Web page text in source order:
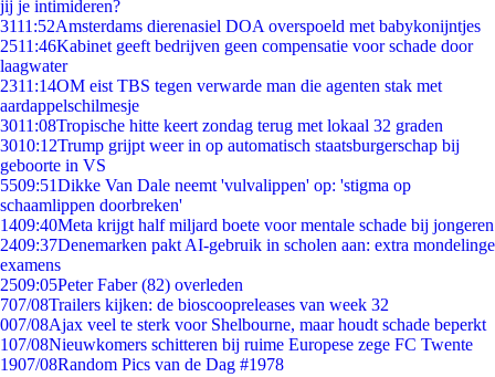
jij je intimideren?
3111:52Amsterdams dierenasiel DOA overspoeld met babykonijntjes
2511:46Kabinet geeft bedrijven geen compensatie voor schade door
laagwater
2311:14OM eist TBS tegen verwarde man die agenten stak met
aardappelschilmesje
3011:08Tropische hitte keert zondag terug met lokaal 32 graden
3010:12Trump grijpt weer in op automatisch staatsburgerschap bij
geboorte in VS
5509:51Dikke Van Dale neemt 'vulvalippen' op: 'stigma op
schaamlippen doorbreken'
1409:40Meta krijgt half miljard boete voor mentale schade bij jongeren
2409:37Denemarken pakt AI-gebruik in scholen aan: extra mondelinge
examens
2509:05Peter Faber (82) overleden
707/08Trailers kijken: de bioscoopreleases van week 32
007/08Ajax veel te sterk voor Shelbourne, maar houdt schade beperkt
107/08Nieuwkomers schitteren bij ruime Europese zege FC Twente
1907/08Random Pics van de Dag #1978